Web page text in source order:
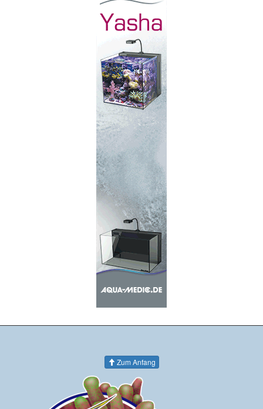
Zum Anfang